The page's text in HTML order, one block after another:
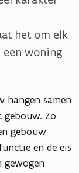
het om elk
woning
hangen samen
gebouw. Zo
gebouw
en de eis